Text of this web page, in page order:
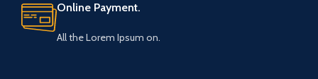
Online Payment.
All the Lorem Ipsum on.